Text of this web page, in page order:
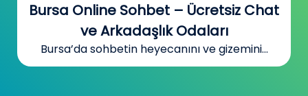
Bursa Online Sohbet – Ücretsiz Chat
ve Arkadaşlık Odaları
Bursa’da sohbetin heyecanını ve gizemini...